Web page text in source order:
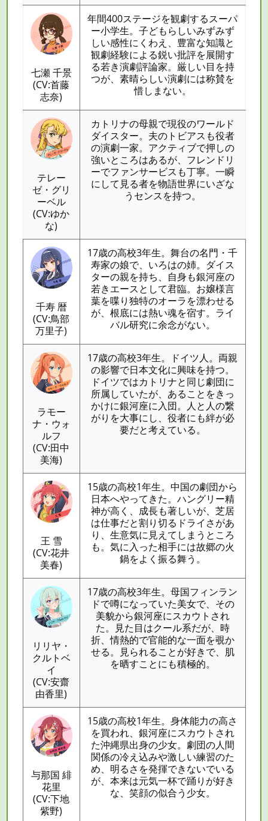
七瀬 千景
(CV:首藤
志奈)
年間400ステージを観劇するスーパ
ー小学生。子どもらしいみずみず
しい感性にくわえ、豊富な知識と
観劇経験による鋭い批評を展開す
る若き演劇評論家。厳しい目を持
つが、素晴らしい演劇には称賛を
惜しまない。
テレー
ゼ・グリ
ーベル
(CV:ゆか
な)
カトリナの母親で現役のワールド
ダイスター。夫のトビアスも役者
の演劇一家。アクティブで押しの
強いところはあるが、フレンドリ
ーでファンサービスも丁寧。一瞬
にして見る者を物語世界にいざな
うセンスを持つ。
千寿 暦
(CV:鳥部
万里子)
17歳の高校3年生。舞台の名門・千
寿家の娘で、いろはの姉。ダイス
ターの親を持ち、自身も銀河座の
若きエースとして君臨。お嬢様言
葉を喋り独特のオーラを漂わせる
が、根底には熱い魂を宿す。ライ
バル研究に余念がない。
ラモー
ナ・ウォ
ルフ
(CV:田中
美海)
17歳の高校3年生。ドイツ人。両親
の影響で日本文化に興味を持つ。
ドイツではカトリナと同じ劇団に
所属していたが、あることをきっ
かけに銀河座に入団。人と人の繋
がりを大事にし、役者にも絆が必
要だと考えている。
王 雪
(CV:花井
美春)
15歳の高校1年生。中国の劇団から
日本へやってきた。ハングリー精
神が高く、成長も著しいが、芝居
は仕事だと割り切るドライさがあ
り、生意気に見えてしまうところ
も。気に入った相手には故郷の火
鍋をよく振る舞う。
リリヤ・
クルトベ
イ
(CV:安齋
由香里)
17歳の高校3年生。母国フィンラン
ドで噂になっていた美女で、その
美貌から銀河座にスカウトされ
た。見た目はクール系だが、時
折、情熱的で官能的な一面を覗か
せる。見られることが好きで、肌
を晒すことにも積極的。
与那国 緋
花里
(CV:下地
紫野)
15歳の高校1年生。身体能力の高さ
を買われ、銀河座にスカウトされ
た沖縄県出身の少女。劇団の人間
関係の冷え込みや激しい練習のた
め、明るさを発揮できないでいる
が、本来は元気一杯で踊りが好き
な、笑顔の似合う少女。